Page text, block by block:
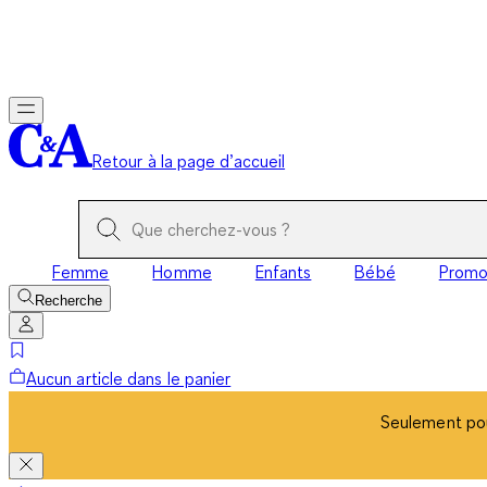
Retour à la page d’accueil
Femme Homme Enfants Bébé Promo
Recherche
Aucun article dans le panier
Seulement